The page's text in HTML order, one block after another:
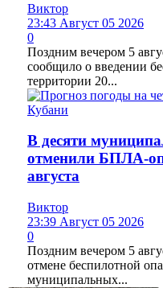
Виктор
23:43 Август 05 2026
0
Поздним вечером 5
сообщило о введении
территории 20...
В десяти
отменили БПЛА-
августа
Виктор
23:39 Август 05 2026
0
Поздним вечером 5
отмене беспилотной
муниципальных...